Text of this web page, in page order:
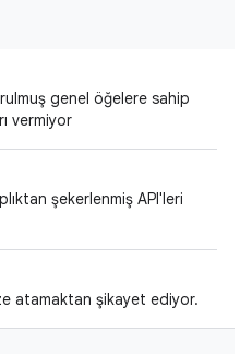
genel öğelere sahip
vermiyor
şekerlenmiş API'leri
atamaktan şikayet ediyor.